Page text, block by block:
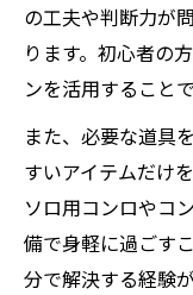
の工夫や判断力が
ります。初心者の
ンを活用すること
また、必要な道具
すいアイテムだけ
ソロ用コンロやコ
備で身軽に過ごす
分で解決する経験